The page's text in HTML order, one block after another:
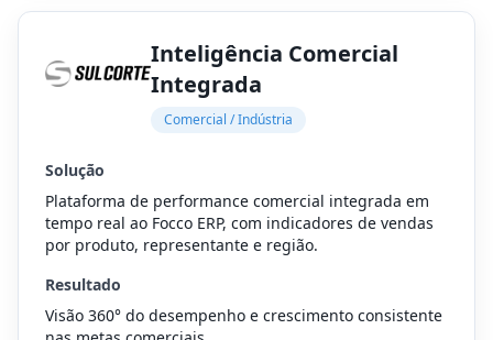
Inteligência Comercial
Integrada
Comercial / Indústria
Solução
Plataforma de performance comercial integrada em
tempo real ao Focco ERP, com indicadores de vendas
por produto, representante e região.
Resultado
Visão 360° do desempenho e crescimento consistente